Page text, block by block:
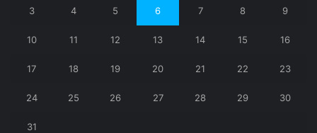
3 4 5 6 7 8 9
10 11 12 13 14 15 16
17 18 19 20 21 22 23
24 25 26 27 28 29 30
31